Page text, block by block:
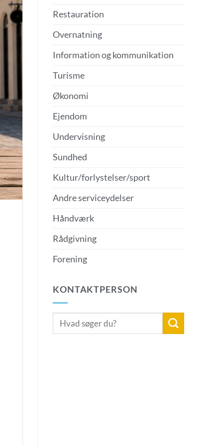
Restauration
Overnatning
Information og kommunikation
Turisme
Økonomi
Ejendom
Undervisning
Sundhed
Kultur/forlystelser/sport
Andre serviceydelser
Håndværk
Rådgivning
Forening
KONTAKTPERSON